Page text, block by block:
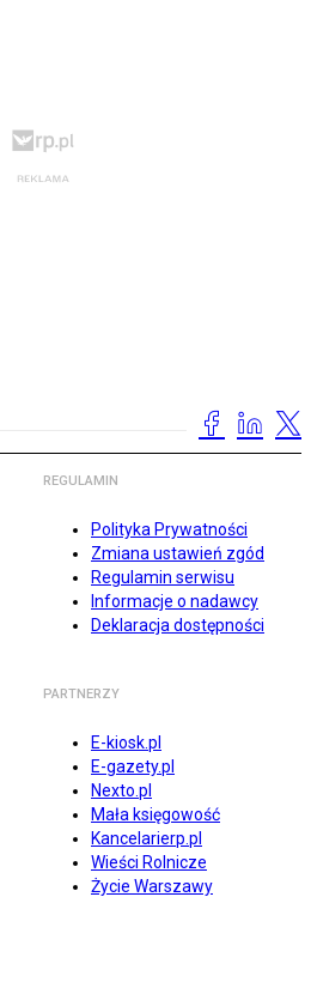
REGULAMIN
Polityka Prywatności
Zmiana ustawień zgód
Regulamin serwisu
Informacje o nadawcy
Deklaracja dostępności
PARTNERZY
E-kiosk.pl
E-gazety.pl
Nexto.pl
Mała księgowość
Kancelarierp.pl
Wieści Rolnicze
Życie Warszawy